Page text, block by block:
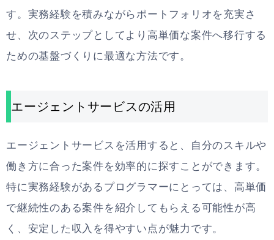
す。実務経験を積みながらポートフォリオを充実さ
せ、次のステップとしてより高単価な案件へ移行する
ための基盤づくりに最適な方法です。
エージェントサービスの活用
エージェントサービスを活用すると、自分のスキルや
働き方に合った案件を効率的に探すことができます。
特に実務経験があるプログラマーにとっては、高単価
で継続性のある案件を紹介してもらえる可能性が高
く、安定した収入を得やすい点が魅力です。